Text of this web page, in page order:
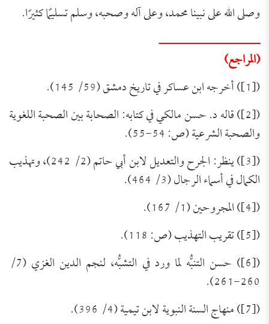
وصلى الله على نبينا محمد، وعلى آله وصحبه، وسلم تسليمًا كثيرًا.
ــــــــــــــــــــــــــــ
(المراجع)
([1]) أخرجه ابن عساكر في تاريخ دمشق (59/ 145).
([2]) قاله د. حسن مالكي في كتابه: الصحابة بين الصحبة اللغوية
والصحبة الشرعية (ص: 54-55).
([3]) ينظر: الجرح والتعديل لابن أبي حاتم (2/ 242)، وتهذيب
الكمال في أسماء الرجال (3/ 464).
([4]) المجروحين (1/ 167).
([5]) تقريب التهذيب (ص: 118).
([6]) حسن التنبُّه لما ورد في التشبُّه، لنجم الدين الغزي (7/
260-261).
([7]) منهاج السنة النبوية لابن تيمية (4/ 396).